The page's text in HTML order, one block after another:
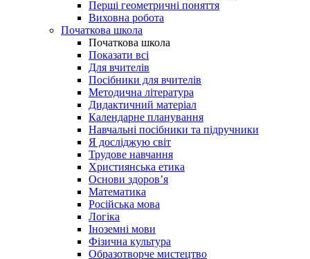
Перші геометричні поняття
Виховна робота
Початкова школа
Початкова школа
Показати всі
Для вчителів
Посібники для вчителів
Методична література
Дидактичний матеріал
Календарне планування
Навчальні посібники та підручники
Я досліджую світ
Трудове навчання
Християнська етика
Основи здоров’я
Математика
Російська мова
Логіка
Іноземні мови
Фізична культура
Образотворче мистецтво